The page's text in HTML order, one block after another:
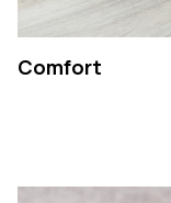
Comfort